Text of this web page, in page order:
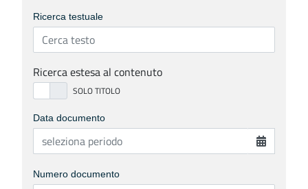
Ricerca testuale
Ricerca estesa al contenuto
Data documento
Numero documento